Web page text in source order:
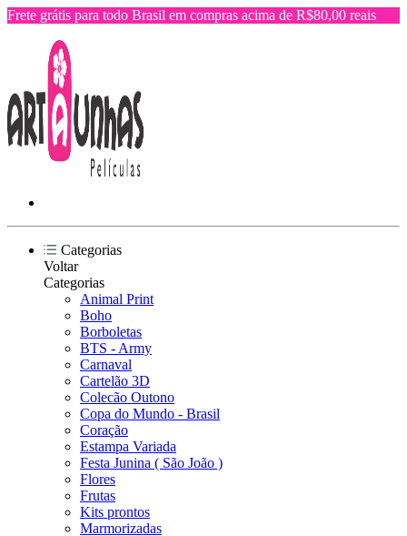
Frete grátis para todo Brasil em compras acima de R$80,00 reais
Categorias
Voltar
Categorias
Animal Print
Boho
Borboletas
BTS - Army
Carnaval
Cartelão 3D
Colecão Outono
Copa do Mundo - Brasil
Coração
Estampa Variada
Festa Junina ( São João )
Flores
Frutas
Kits prontos
Marmorizadas